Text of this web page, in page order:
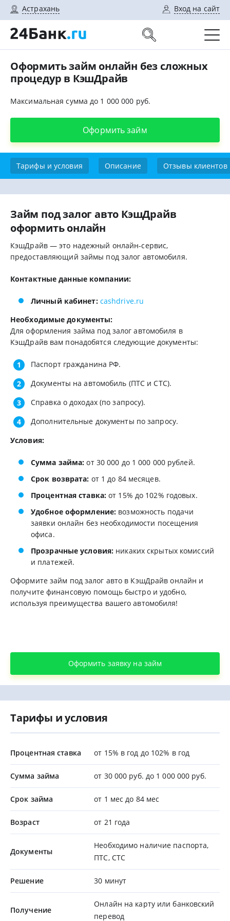
Астрахань Вход на сайт
Оформить займ онлайн без сложных
процедур в КэшДрайв
Максимальная сумма до 1 000 000 руб.
Оформить займ
Тарифы и условия Описание Отзывы клиентов
Займ под залог авто КэшДрайв
оформить онлайн
КэшДрайв — это надежный онлайн-сервис,
предоставляющий займы под залог автомобиля.
Контактные данные компании:
Личный кабинет: cashdrive.ru
Необходимые документы:
Для оформления займа под залог автомобиля в
КэшДрайв вам понадобятся следующие документы:
Паспорт гражданина РФ.
Документы на автомобиль (ПТС и СТС).
Справка о доходах (по запросу).
Дополнительные документы по запросу.
Условия:
Сумма займа: от 30 000 до 1 000 000 рублей.
Срок возврата: от 1 до 84 месяцев.
Процентная ставка: от 15% до 102% годовых.
Удобное оформление: возможность подачи
заявки онлайн без необходимости посещения
офиса.
Прозрачные условия: никаких скрытых комиссий
и платежей.
Оформите займ под залог авто в КэшДрайв онлайн и
получите финансовую помощь быстро и удобно,
используя преимущества вашего автомобиля!
Оформить заявку на займ
Тарифы и условия
Процентная ставка от 15% в год до 102% в год
Сумма займа от 30 000 руб. до 1 000 000 руб.
Срок займа от 1 мес до 84 мес
Возраст от 21 года
Документы
Необходимо наличие паспорта,
ПТС, СТС
Решение 30 минут
Получение
Онлайн на карту или банковский
перевод